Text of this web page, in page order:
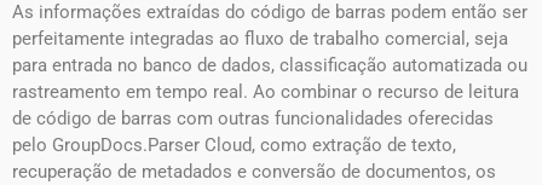
As informações extraídas do código de barras podem então ser
perfeitamente integradas ao fluxo de trabalho comercial, seja
para entrada no banco de dados, classificação automatizada ou
rastreamento em tempo real. Ao combinar o recurso de leitura
de código de barras com outras funcionalidades oferecidas
pelo GroupDocs.Parser Cloud, como extração de texto,
recuperação de metadados e conversão de documentos, os